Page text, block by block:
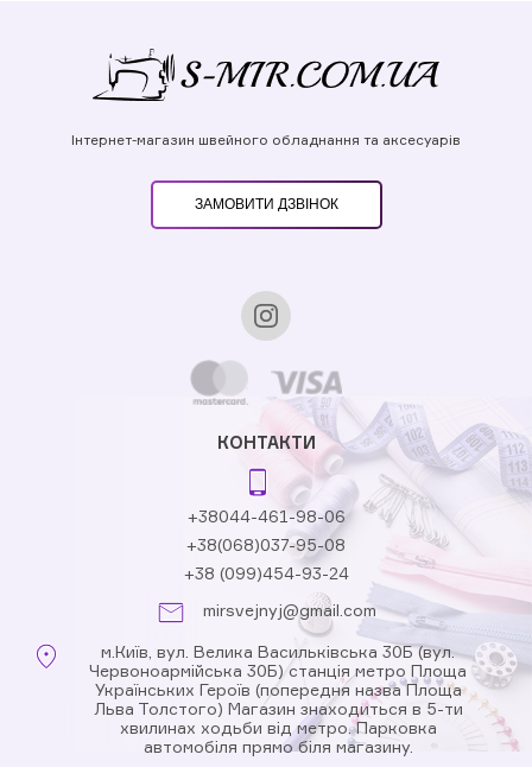
Інтернет-магазин швейного обладнання та аксесуарів
ЗАМОВИТИ ДЗВІНОК
КОНТАКТИ
+38044-461-98-06
+38(068)037-95-08
+38 (099)454-93-24
mirsvejnyj@gmail.com
м.Київ, вул. Велика Васильківська 30Б (вул.
Червоноармійська 30Б) станція метро Площа
Українських Героїв (попередня назва Площа
Льва Толстого) Магазин знаходиться в 5-ти
хвилинах ходьби від метро. Парковка
автомобіля прямо біля магазину.